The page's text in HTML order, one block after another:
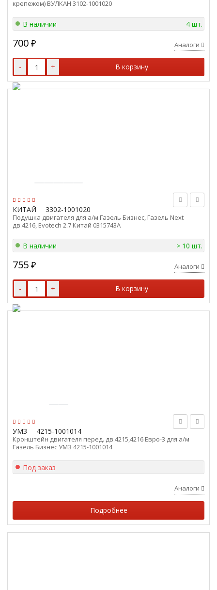
крепежом) ВУЛКАН 3102-1001020
В наличии 4 шт.
700 ₽ Аналоги
- + В корзину
КИТАЙ 3302-1001020
Подушка двигателя для а/м Газель Бизнес, Газель Next
дв.4216, Evotech 2.7 Китай 0315743A
В наличии > 10 шт.
755 ₽ Аналоги
- + В корзину
УМЗ 4215-1001014
Кронштейн двигателя перед. дв.4215,4216 Евро-3 для а/м
Газель Бизнес УМЗ 4215-1001014
Под заказ
Аналоги
Подробнее